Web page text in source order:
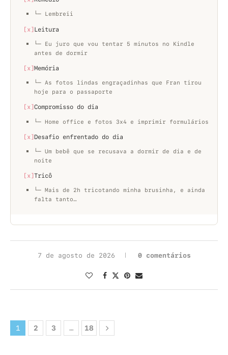
└─ Lembreii
[x]Leitura
└─ Eu juro que vou tentar 5 minutos no Kindle
antes de dormir
[x]Memória
└─ As fotos lindas engraçadinhas que Fran tirou
hoje para o passaporte
[x]Compromisso do dia
└─ Home office e fotos 3x4 e imprimir formulários
[x]Desafio enfrentado do dia
└─ Um bebê que se recusava a dormir de dia e de
noite
[x]Tricô
└─ Mais de 2h tricotando minha brusinha, e ainda
falta tanto…
7 de agosto de 2026 0 comentários
1 2 3 … 18